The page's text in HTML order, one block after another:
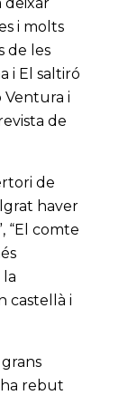
i molts
de les
i El saltiró
Ventura i
de
de
haver
“El comte
la
castellà i
rebut